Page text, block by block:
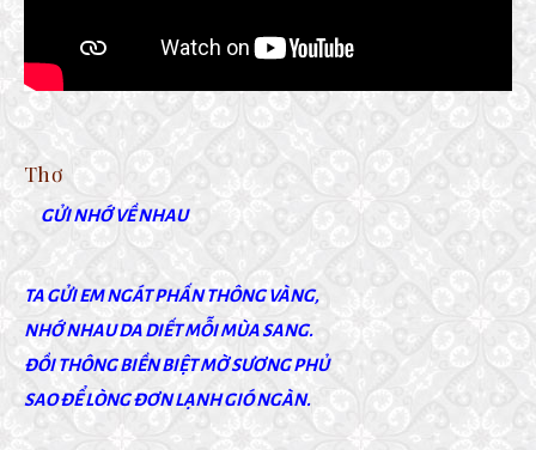
Thơ
GỬI NHỚ VỀ NHAU
TA GỬI EM NGÁT PHẤN THÔNG VÀNG,
NHỚ NHAU DA DIẾT MỖI MÙA SANG.
ĐỒI THÔNG BIỀN BIỆT MỜ SƯƠNG PHỦ
SAO ĐỂ LÒNG ĐƠN LẠNH GIÓ NGÀN.